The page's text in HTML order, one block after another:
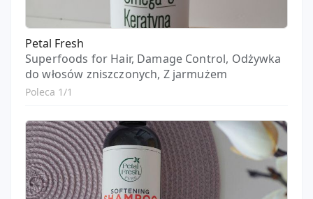
Petal Fresh
Superfoods for Hair, Damage Control, Odżywka
do włosów zniszczonych, Z jarmużem
Poleca 1/1